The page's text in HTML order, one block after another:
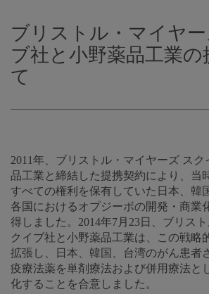
ブリストル・マイヤ
ブ社と小野薬品工業の
て
2011年、ブリストル・マイヤーズ ス
品工業と締結した提携契約により、当
すべての権利を保有していた日本、韓
各国におけるオプジーボの開発・商業
得しました。2014年7月23日、ブリス
クイブ社と小野薬品工業は、この戦略
拡張し、日本、韓国、台湾のがん患者
疫療法薬を単剤療法および併用療法と
化することを合意しました。